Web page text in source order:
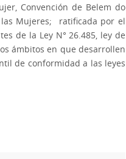
Convención de Belem do
las Mujeres; ratificada por el
de la Ley N° 26.485, ley de
ámbitos en que desarrollen
de conformidad a las leyes